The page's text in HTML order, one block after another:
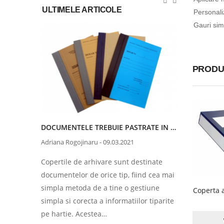
ULTIMELE ARTICOLE
DOCUMENTELE TREBUIE PASTRATE IN COPERTI DE ARHIVARE
Adriana Rogojinaru -09.03.2021
Copertile de arhivare sunt destinate
documentelor de orice tip, fiind cea mai
simpla metoda de a tine o gestiune
simpla si corecta a informatiilor tiparite
pe hartie. Acestea…
Adriana
Potrivit
face
exemplu,
Gauri
Coperta